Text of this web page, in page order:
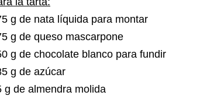
g de nata líquida para montar
g de queso mascarpone
g de chocolate blanco para fundir
g de azúcar
g de almendra molida